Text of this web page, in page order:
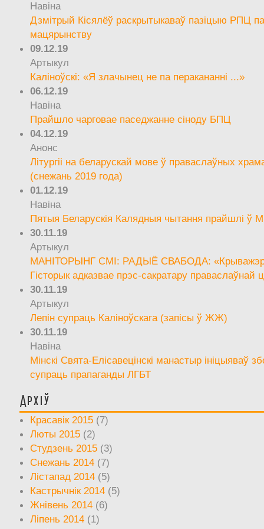
Навіна
Дзмітрый Кісялёў раскрытыкаваў пазіцыю РПЦ
мацярынству
09.12.19
Артыкул
Каліноўскі: «Я злачынец не па перакананні ...»
06.12.19
Навіна
Прайшло чарговае паседжанне сіноду БПЦ
04.12.19
Анонс
Літургіі на беларускай мове ў праваслаўных
(снежань 2019 года)
01.12.19
Навіна
Пятыя Беларускія Калядныя чытання прайшлі ў
30.11.19
Артыкул
МАНІТОРЫНГ СМІ: РАДЫЁ СВАБОДА:
Гісторык адказвае прэс-сакратару праваслаўнай
30.11.19
Артыкул
Лепін супраць Каліноўскага (запісы ў ЖЖ)
30.11.19
Навіна
Мінскі Свята-Елісавецінскі манастыр ініцыяваў
супраць прапаганды ЛГБТ
Архіў
Красавік 2015 (7)
Люты 2015 (2)
Студзень 2015 (3)
Снежань 2014 (7)
Лістапад 2014 (5)
Кастрычнік 2014 (5)
Жнівень 2014 (6)
Ліпень 2014 (1)